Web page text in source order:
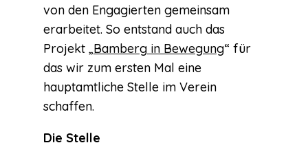
von den Engagierten gemeinsam
erarbeitet. So entstand auch das
Projekt „Bamberg in Bewegung“ für
das wir zum ersten Mal eine
hauptamtliche Stelle im Verein
schaffen.
Die Stelle